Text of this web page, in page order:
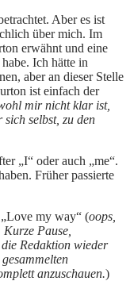
Aber es ist
über mich. Im
erwähnt und eine
Ich hätte in
aber an dieser Stelle
ist einfach der
mir nicht klar ist,
selbst, zu den
„I“ oder auch „me“.
Früher passierte
my way“ (oops,
Pause,
Redaktion wieder
anzuschauen.)